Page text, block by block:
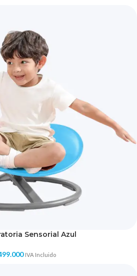
Sensorial Azul
IVA Incluido